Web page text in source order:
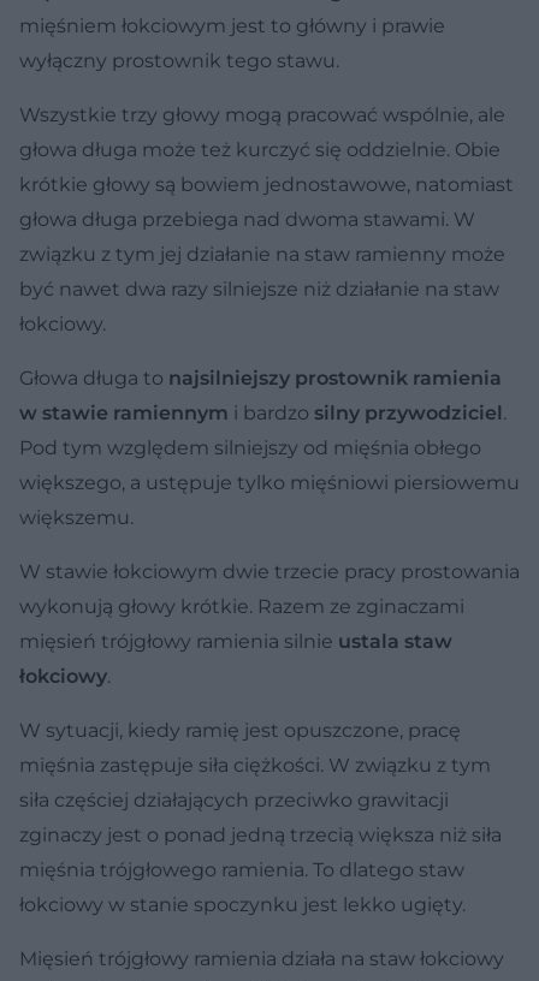
mięśniem łokciowym jest to główny i prawie
wyłączny prostownik tego stawu.
Wszystkie trzy głowy mogą pracować wspólnie, ale
głowa długa może też kurczyć się oddzielnie. Obie
krótkie głowy są bowiem jednostawowe, natomiast
głowa długa przebiega nad dwoma stawami. W
związku z tym jej działanie na staw ramienny może
być nawet dwa razy silniejsze niż działanie na staw
łokciowy.
Głowa długa to najsilniejszy prostownik ramienia
w stawie ramiennym i bardzo silny przywodziciel .
Pod tym względem silniejszy od mięśnia obłego
większego, a ustępuje tylko mięśniowi piersiowemu
większemu.
W stawie łokciowym dwie trzecie pracy prostowania
wykonują głowy krótkie. Razem ze zginaczami
mięsień trójgłowy ramienia silnie ustala staw
łokciowy.
W sytuacji, kiedy ramię jest opuszczone, pracę
mięśnia zastępuje siła ciężkości. W związku z tym
siła częściej działających przeciwko grawitacji
zginaczy jest o ponad jedną trzecią większa niż siła
mięśnia trójgłowego ramienia. To dlatego staw
łokciowy w stanie spoczynku jest lekko ugięty.
Mięsień trójgłowy ramienia działa na staw łokciowy